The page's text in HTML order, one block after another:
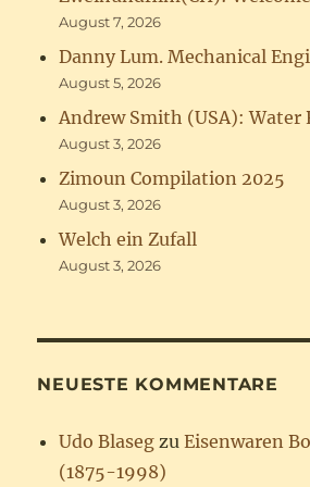
August 7, 2026
Danny Lum. Mechanical
August 5, 2026
Andrew Smith (USA): Water
August 3, 2026
Zimoun Compilation 2025
August 3, 2026
Welch ein Zufall
August 3, 2026
NEUESTE KOMMENTARE
Udo Blaseg zuEisenwaren
(1875-1998)